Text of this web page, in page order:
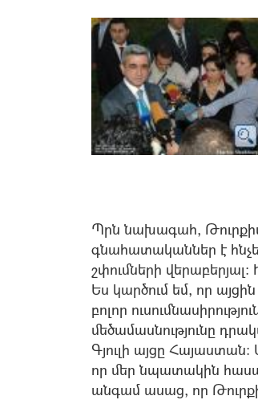
Պրն նախագահ,
գնահատականներ է
շփումների
Ես կարծում եմ, որ
բոլոր
մեծամասնությունը
Գյուլի այցը
որ մեր նպատակին
անգամ ասաց, որ